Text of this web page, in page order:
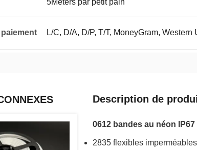
5Meters par petit pain
L/C, D/A, D/P, T/T, MoneyGram, Western
Description de
0612 bandes au néon
2835 flexibles